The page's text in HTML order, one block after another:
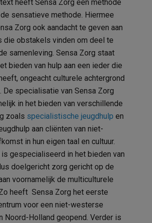
heeft Sensa Zorg een methode
sensatieve methode. Hiermee
Zorg ook aandacht te geven aan
die obstakels vinden om deel te
samenleving. Sensa Zorg staat
bieden van hulp aan een ieder die
ongeacht culturele achtergrond
De specialisatie van Sensa Zorg
in het bieden van verschillende
zoals specialistische jeugdhulp en
aan cliënten van niet-
in hun eigen taal en cultuur.
gespecialiseerd in het bieden van
doelgericht zorg gericht op de
voornamelijk de multiculturele
heeft Sensa Zorg het eerste
voor een niet-westerse
Noord-Holland geopend. Verder is